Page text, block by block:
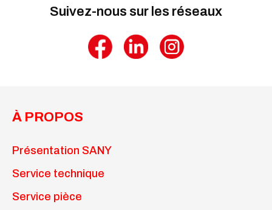
Suivez-nous sur les réseaux
À PROPOS
Présentation SANY
Service technique
Service pièce